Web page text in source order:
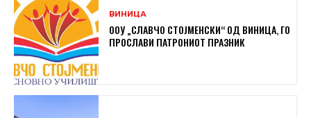
ВИНИЦА
ООУ „СЛАВЧО СТОЈМЕНСКИ“ ОД ВИНИЦА, ГО
ПРОСЛАВИ ПАТРОНИОТ ПРАЗНИК